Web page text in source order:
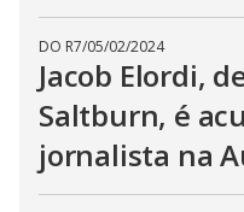
DO R7/05/02/2024
Jacob Elordi,
Saltburn, é
jornalista na